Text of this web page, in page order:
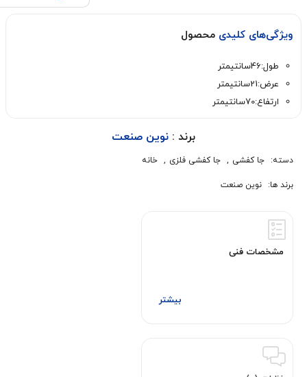
ویژگی‌های کلیدی محصول
طول:46سانتیمتر
عرض:21سانتیمتر
ارتفاع:70سانتیمتر
برند : نوین صنعت
دسته: جا کفشی , جا کفشی فلزی , خانه
برند ها: نوین صنعت
مشخصات فنی